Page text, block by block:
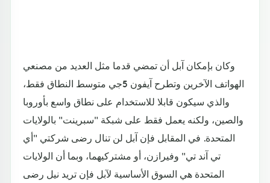
وكان بإمكان آبل أن تمضي قدما مثل العديد من مصنعي
الهواتف الآخرين وتطرح آيفون 5جي متوسط النطاق فقط،
والذي سيكون قابلا للاستخدام على نطاق واسع بأوروبا
والصين، ولكنه يعمل فقط على شبكة "سبرينت" بالولايات
المتحدة. في المقابل فإن آبل لن تنال رضى شركتي "أي
تي آند تي" وفيرازن، أو مشتركيهما، وبما أن الولايات
المتحدة هي السوق الأساسية لآبل فإن تريد نيل رضى